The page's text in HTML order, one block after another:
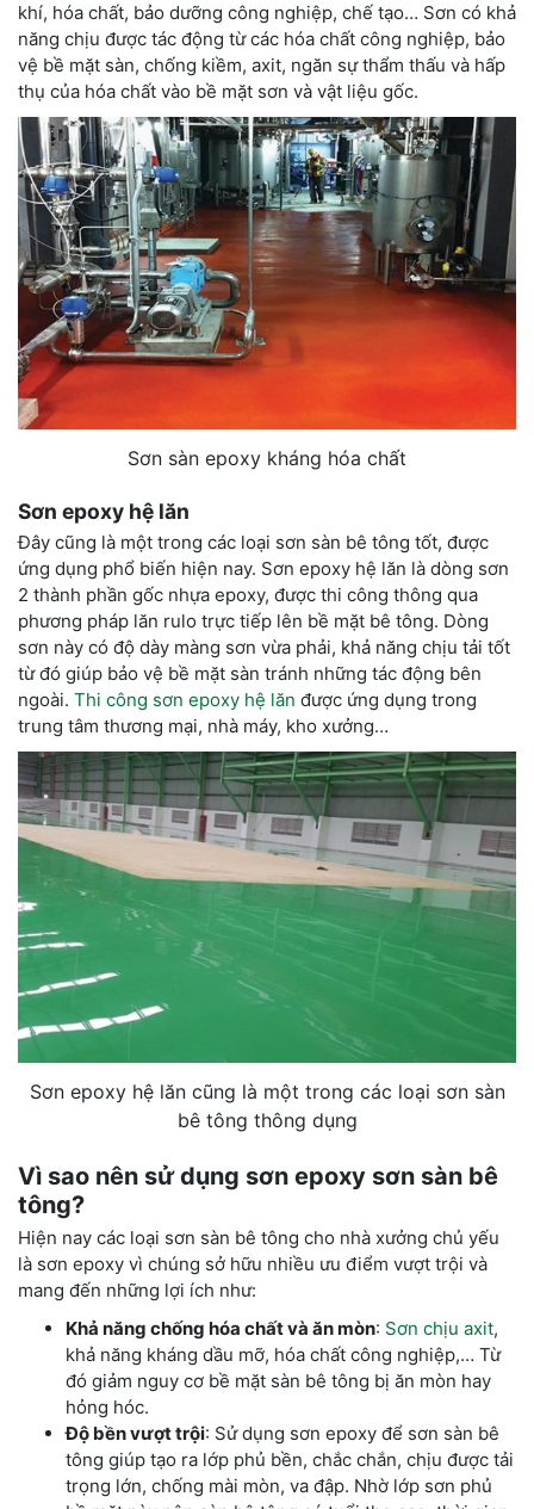
khí, hóa chất, bảo dưỡng công nghiệp, chế tạo… Sơn có khả
năng chịu được tác động từ các hóa chất công nghiệp, bảo
vệ bề mặt sàn, chống kiềm, axit, ngăn sự thẩm thấu và hấp
thụ của hóa chất vào bề mặt sơn và vật liệu gốc.
Sơn sàn epoxy kháng hóa chất
Sơn epoxy hệ lăn
Đây cũng là một trong các loại sơn sàn bê tông tốt, được
ứng dụng phổ biến hiện nay. Sơn epoxy hệ lăn là dòng sơn
2 thành phần gốc nhựa epoxy, được thi công thông qua
phương pháp lăn rulo trực tiếp lên bề mặt bê tông. Dòng
sơn này có độ dày màng sơn vừa phải, khả năng chịu tải tốt
từ đó giúp bảo vệ bề mặt sàn tránh những tác động bên
ngoài. Thi công sơn epoxy hệ lăn được ứng dụng trong
trung tâm thương mại, nhà máy, kho xưởng…
Sơn epoxy hệ lăn cũng là một trong các loại sơn sàn
bê tông thông dụng
Vì sao nên sử dụng sơn epoxy sơn sàn bê
tông?
Hiện nay các loại sơn sàn bê tông cho nhà xưởng chủ yếu
là sơn epoxy vì chúng sở hữu nhiều ưu điểm vượt trội và
mang đến những lợi ích như:
Khả năng chống hóa chất và ăn mòn: Sơn chịu axit,
khả năng kháng dầu mỡ, hóa chất công nghiệp,… Từ
đó giảm nguy cơ bề mặt sàn bê tông bị ăn mòn hay
hỏng hóc.
Độ bền vượt trội: Sử dụng sơn epoxy để sơn sàn bê
tông giúp tạo ra lớp phủ bền, chắc chắn, chịu được tải
trọng lớn, chống mài mòn, va đập. Nhờ lớp sơn phủ